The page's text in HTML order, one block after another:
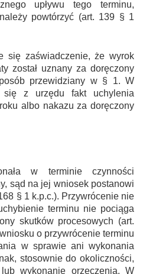
upływu tego terminu,
powtórzyć (art. 139 § 1
się zaświadczenie, że wyrok
został uznany za doręczony
przewidziany w § 1. W
się z urzędu fakt uchylenia
albo nakazu za doręczony
w terminie czynności
sąd na jej wniosek postanowi
§ 1 k.p.c.). Przywrócenie nie
terminu nie pociąga
skutków procesowych (art.
o przywrócenie terminu
w sprawie ani wykonania
stosownie do okoliczności,
wykonanie orzeczenia. W